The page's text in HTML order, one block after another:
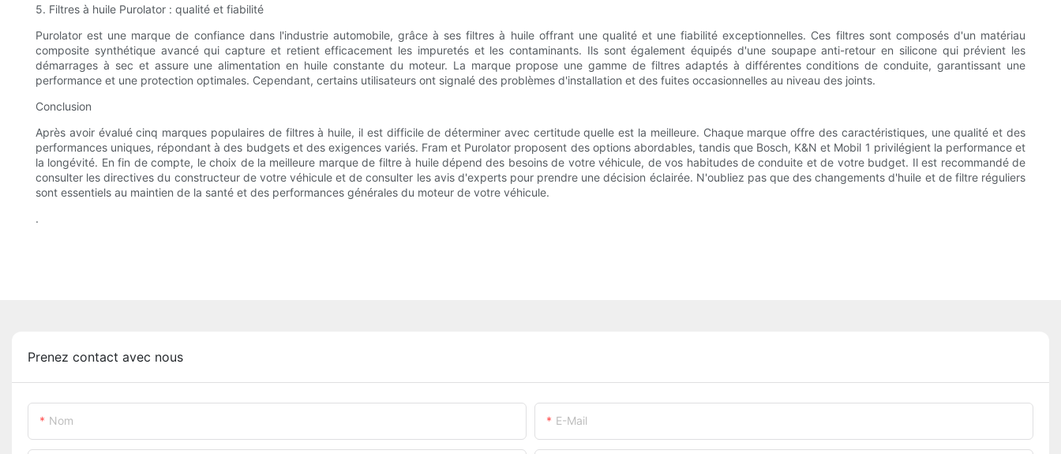
5. Filtres à huile Purolator : qualité et fiabilité
Purolator est une marque de confiance dans l'industrie automobile, grâce à ses filtres à huile offrant une qualité et une fiabilité exceptionnelles. Ces filtres sont composés d'un matériau
composite synthétique avancé qui capture et retient efficacement les impuretés et les contaminants. Ils sont également équipés d'une soupape anti-retour en silicone qui prévient les
démarrages à sec et assure une alimentation en huile constante du moteur. La marque propose une gamme de filtres adaptés à différentes conditions de conduite, garantissant une
performance et une protection optimales. Cependant, certains utilisateurs ont signalé des problèmes d'installation et des fuites occasionnelles au niveau des joints.
Conclusion
Après avoir évalué cinq marques populaires de filtres à huile, il est difficile de déterminer avec certitude quelle est la meilleure. Chaque marque offre des caractéristiques, une qualité et des
performances uniques, répondant à des budgets et des exigences variés. Fram et Purolator proposent des options abordables, tandis que Bosch, K&N et Mobil 1 privilégient la performance et
la longévité. En fin de compte, le choix de la meilleure marque de filtre à huile dépend des besoins de votre véhicule, de vos habitudes de conduite et de votre budget. Il est recommandé de
consulter les directives du constructeur de votre véhicule et de consulter les avis d'experts pour prendre une décision éclairée. N'oubliez pas que des changements d'huile et de filtre réguliers
sont essentiels au maintien de la santé et des performances générales du moteur de votre véhicule.
.
Prenez contact avec nous
Nom E-Mail